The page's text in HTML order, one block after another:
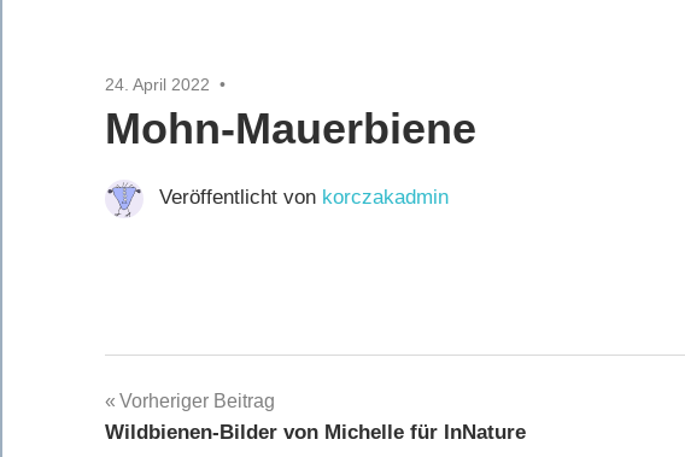
24. April 2022
Mohn-Mauerbiene
Veröffentlicht von korczakadmin
Beitragsnavigation
Vorheriger Beitrag
Wildbienen-Bilder von Michelle für InNature